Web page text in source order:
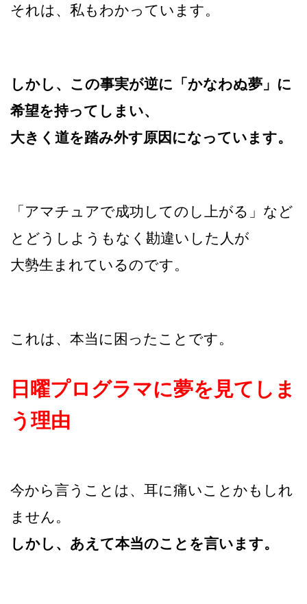
それは、私もわかっています。
しかし、この事実が逆に「かなわぬ夢」に
希望を持ってしまい、
大きく道を踏み外す原因になっています。
「アマチュアで成功してのし上がる」など
とどうしようもなく勘違いした人が
大勢生まれているのです。
これは、本当に困ったことです。
日曜プログラマに夢を見てしま
う理由
今から言うことは、耳に痛いことかもしれ
ません。
しかし、あえて本当のことを言います。